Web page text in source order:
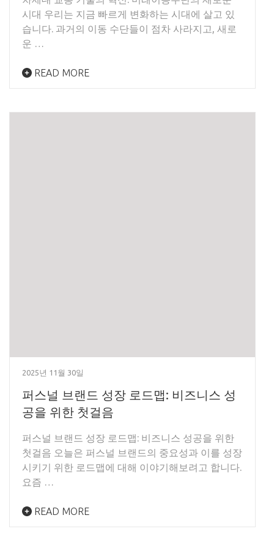
시대 우리는 지금 빠르게 변화하는 시대에 살고 있
습니다. 과거의 이동 수단들이 점차 사라지고, 새로
운 …
READ MORE
2025년 11월 30일
퍼스널 브랜드 성장 로드맵: 비즈니스 성
공을 위한 첫걸음
퍼스널 브랜드 성장 로드맵: 비즈니스 성공을 위한
첫걸음 오늘은 퍼스널 브랜드의 중요성과 이를 성장
시키기 위한 로드맵에 대해 이야기해보려고 합니다.
요즘 …
READ MORE